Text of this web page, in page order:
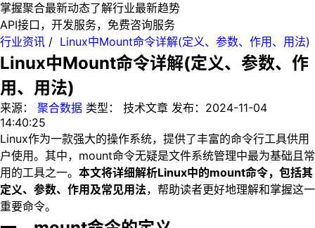
掌握聚合最新动态了解行业最新趋势
API接口，开发服务，免费咨询服务
行业资讯 / Linux中Mount命令详解(定义、参数、作用、用法)
Linux中Mount命令详解(定义、参数、作
用、用法)
来源： 聚合数据 类型： 技术文章 发布： 2024-11-04
14:40:25
Linux作为一款强大的操作系统，提供了丰富的命令行工具供用
户使用。其中，mount命令无疑是文件系统管理中最为基础且常
用的工具之一。 本文将详细解析Linux中的mount命令，包括其
定义、参数、作用及常见用法，帮助读者更好地理解和掌握这一
重要命令。